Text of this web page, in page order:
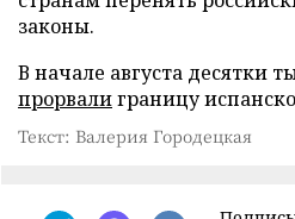
законы.
В начале августа десятки
прорвалиграницу
Текст: Валерия Городецкая